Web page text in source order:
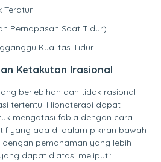
Teratur
Pernapasan Saat Tidur)
Kualitas Tidur
Ketakutan Irasional
berlebihan dan tidak rasional
tertentu. Hipnoterapi dapat
mengatasi fobia dengan cara
yang ada di dalam pikiran bawah
pemahaman yang lebih
dapat diatasi meliputi: